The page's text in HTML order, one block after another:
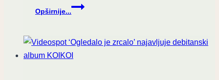
Opširnije...
Metalni
svet
sferi:
na